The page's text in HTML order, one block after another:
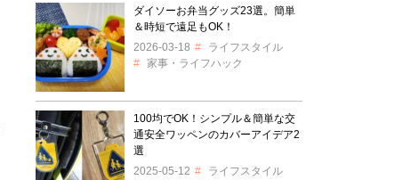
ダイソーお弁当グッズ23選。簡単
＆時短で遠足もOK！
2026-03-18
ライフスタイル
家事・ライフハック
100均でOK！シンプル＆簡単な交
通安全ワッペンのカバーアイデア2
選
2025-05-12
ライフスタイル